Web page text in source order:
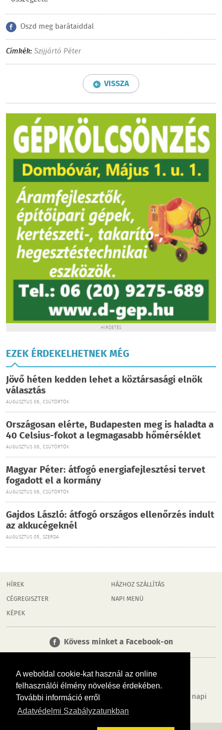
A weboldal cookie-kat használ az online
felhasználói élmény növelése érdekében.
További információ erről
Adatvédelmi Szabályzatunkban
Oszd meg barátaiddal
Címkék: Szijjártó Péter
VISSZA
HIRDETÉS
EZEK ÉRDEKELHETNEK MÉG
Jövő héten kedden lehet a köztársasági elnök
választás
AUGUSZTUS 06., CSÜTÖRTÖK
Országosan elérte, Budapesten meg is haladta a
40 Celsius-fokot a legmagasabb hőmérséklet
AUGUSZTUS 06., CSÜTÖRTÖK
Magyar Péter: átfogó energiafejlesztési tervet
fogadott el a kormány
AUGUSZTUS 06., CSÜTÖRTÖK
Gajdos László: átfogó országos ellenőrzés indult
az akkucégeknél
AUGUSZTUS 05., SZERDA
HÍREK
CÉGREGISZTER
KÉPEK
HÁZHOZ SZÁLLÍTÁS
NAPI MENÜ
Kövess minket a Facebook-on
Tudj meg többet városodról! Hírek, programok, képek, napi
menü, cégek…. és minden, ami Dombóvár